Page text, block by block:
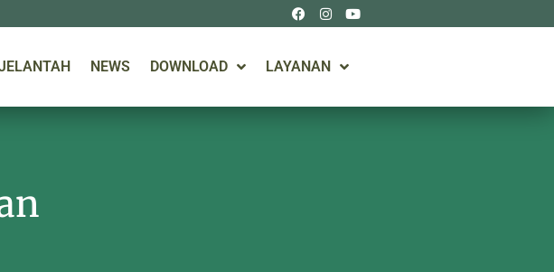
NEWS DOWNLOAD LAYANAN